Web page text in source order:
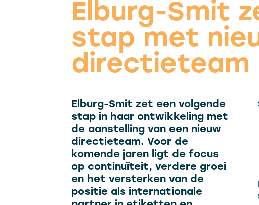
Elburg-Smit
stap met
directieteam
Elburg-Smit zet een volgende
stap in haar ontwikkeling met
de aanstelling van een nieuw
directieteam. Voor de
komende jaren ligt de focus
op continuïteit, verdere groei
en het versterken van de
positie als internationale